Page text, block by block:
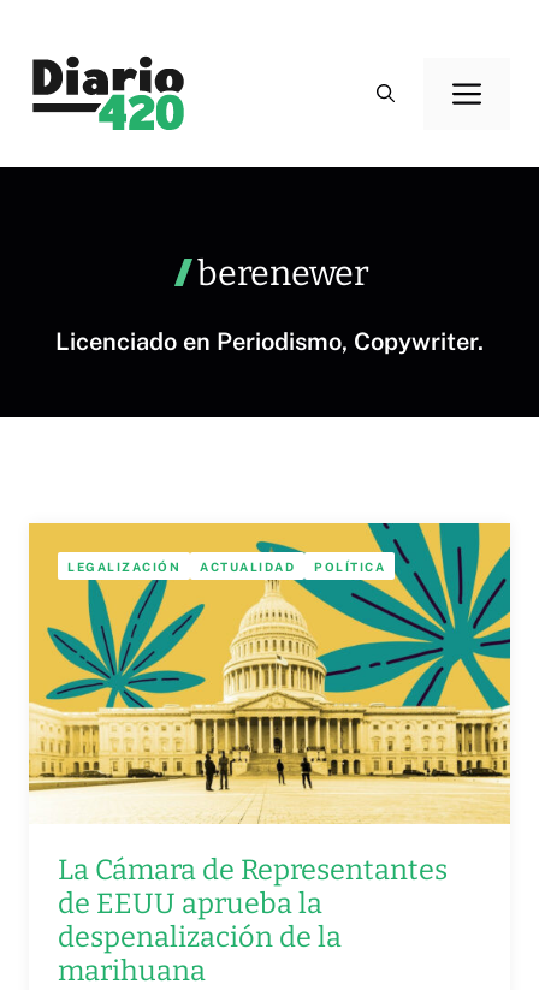
contenido
berenewer
Licenciado en Periodismo, Copywriter.
LEGALIZACIÓN ACTUALIDAD POLÍTICA
La Cámara de Representantes
de EEUU aprueba la
despenalización de la
marihuana